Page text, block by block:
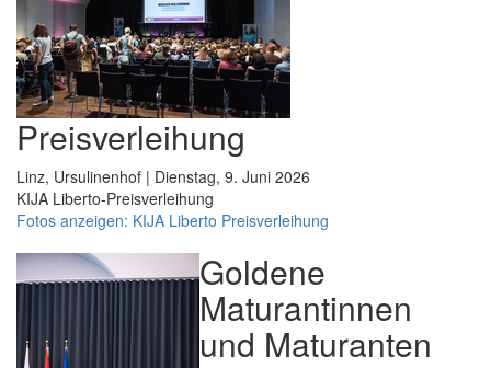
Preisverleihung
Linz, Ursulinenhof | Dienstag, 9. Juni 2026
KIJA Liberto-Preisverleihung
Fotos anzeigen: KIJA Liberto Preisverleihung
Goldene
Maturantinnen
und Maturanten